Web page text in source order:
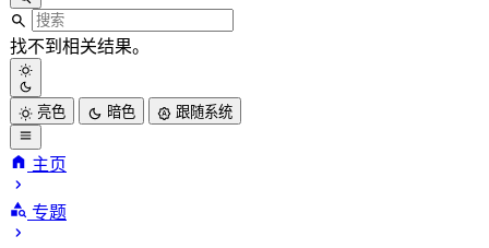
找不到相关结果。
亮色 暗色 跟随系统
主页
专题